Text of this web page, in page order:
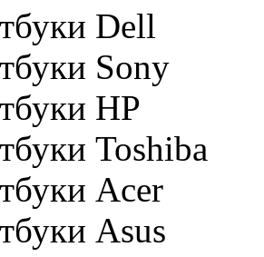
Dell
Sony
HP
Toshiba
Acer
Asus